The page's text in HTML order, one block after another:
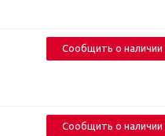
Сообщить о наличии
Сообщить о наличии